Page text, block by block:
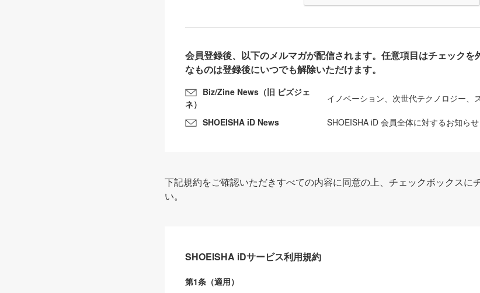
会員登録後、以下のメルマガが配信されます。任意項目はチェックを
なものは登録後にいつでも解除いただけます。
Biz/Zine News（旧 ビズジェ
ネ）
イノベーション、次世代テクノロジー、
SHOEISHA iD News SHOEISHA iD 会員全体に対するお知らせ
下記規約をご確認いただきすべての内容に同意の上、チェックボックスに
い。
SHOEISHA iDサービス利用規約
第1条（適用）